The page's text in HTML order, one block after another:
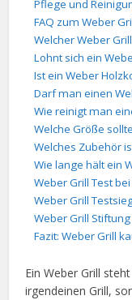
Pflege und
FAQ zum Weber
Welcher Weber
Lohnt sich ein
Ist ein Weber
Darf man einen
Wie reinigt man
Welche Größe
Welches Zubehör
Wie lange hält ein
Weber Grill Test
Weber Grill
Weber Grill
Fazit: Weber Grill
Ein Weber Grill
irgendeinen Grill,